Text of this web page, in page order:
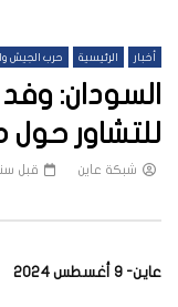
أخبار الرئيسية حرب الجيش
السودان:
للتشاور
شبكة عاين قبل
عاين- 9 أغسطس 2024